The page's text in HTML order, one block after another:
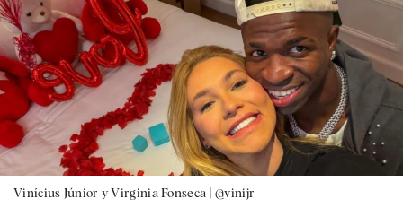
Vinícius Júnior y Virginia Fonseca |@vinijr